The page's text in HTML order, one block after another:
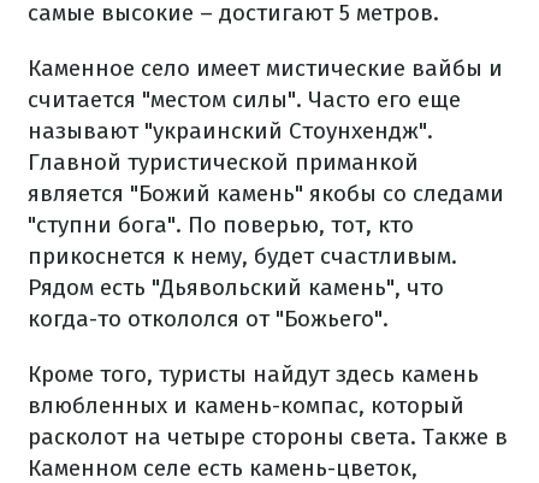
самые высокие – достигают 5 метров.
Каменное село имеет мистические вайбы и
считается "местом силы". Часто его еще
называют "украинский Стоунхендж".
Главной туристической приманкой
является "Божий камень" якобы со следами
"ступни бога". По поверью, тот, кто
прикоснется к нему, будет счастливым.
Рядом есть "Дьявольский камень", что
когда-то откололся от "Божьего".
Кроме того, туристы найдут здесь камень
влюбленных и камень-компас, который
расколот на четыре стороны света. Также в
Каменном селе есть камень-цветок,